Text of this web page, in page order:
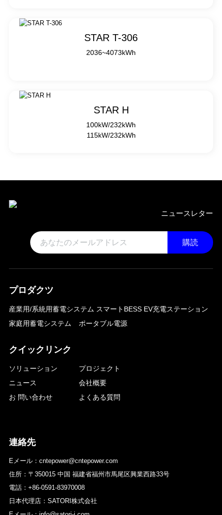
STAR T-306
2036~4073kWh
STAR H
100kW/232kWh
115kW/232kWh
ニュースレター
購読
プロダクツ
産業用/系統用蓄電システム スマートBESS EV充電ステーション
家庭用蓄電システム
ポータブル電源
クイックリンク
ソリューション
プロジェクト
ニュース
会社概要
お 問い合わせ
よくある質問
連絡先
Eメール：cntepower@cntepower.com
住所：〒350015 中国 福建省福州市馬尾区興業西路33号
電話：+86-0591-83970008
日本代理店：SATORI株式会社